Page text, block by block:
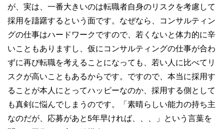
が、実は、一番大きいのは転職者自身のリスクを考慮して
採用を躊躇するという面です。なぜなら、コンサルティン
グの仕事はハードワークですので、若くないと体力的に辛
いこともありますし、仮にコンサルティングの仕事が合わ
ずに再び転職を考えることになっても、若い人に比べてリ
スクが高いこともあるからです。ですので、本当に採用す
ることが本人にとってハッピーなのか、採用する側として
も真剣に悩んでしまうのです。「素晴らしい能力の持ち主
なのだが、応募があと5年早ければ、、、」という言葉を